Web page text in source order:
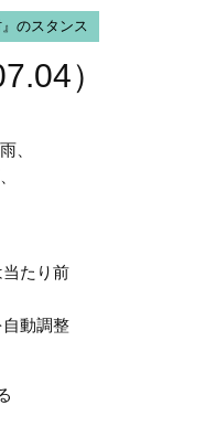
』のスタンス
）
、
当たり前
自動調整